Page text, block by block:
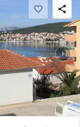
Next